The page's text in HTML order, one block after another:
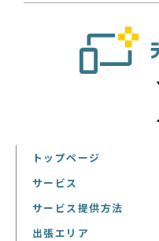
トップページ
サービス
サービス提供方法
出張エリア